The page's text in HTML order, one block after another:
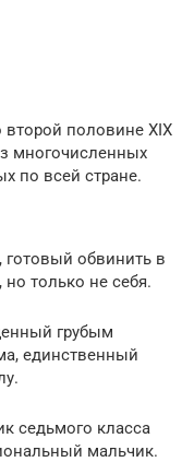
второй половине XIX
многочисленных
по всей стране.
обвинить в
но только не себя.
грубым
единственный
седьмого класса
мальчик.